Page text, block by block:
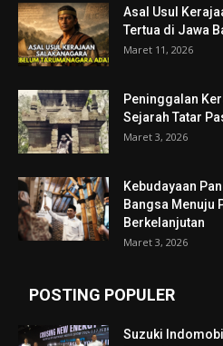
Asal Usul
Tertua di Jawa
Maret 11, 2026
Peninggalan
Sejarah Tatar
Maret 3, 2026
Kebudayaan
Bangsa Menuju
Berkelanjutan
Maret 3, 2026
POSTING POPULER
Suzuki